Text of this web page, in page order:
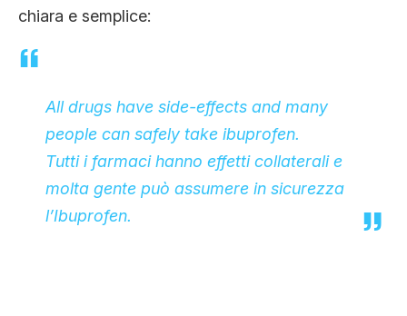
chiara e semplice:
All drugs have side-effects and many
people can safely take ibuprofen.
Tutti i farmaci hanno effetti collaterali e
molta gente può assumere in sicurezza
l’Ibuprofen.